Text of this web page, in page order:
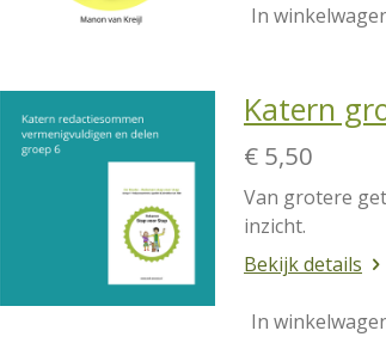
In
Katern
€ 5,50
Van grotere
inzicht.
Bekijk details
In